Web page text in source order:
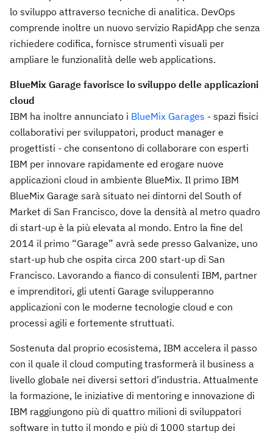
lo sviluppo attraverso tecniche di analitica. DevOps
comprende inoltre un nuovo servizio RapidApp che senza
richiedere codifica, fornisce strumenti visuali per
ampliare le funzionalità delle web applications.
BlueMix Garage favorisce lo sviluppo delle applicazioni
cloud
IBM ha inoltre annunciato i BlueMix Garages - spazi fisici
collaborativi per sviluppatori, product manager e
progettisti - che consentono di collaborare con esperti
IBM per innovare rapidamente ed erogare nuove
applicazioni cloud in ambiente BlueMix. Il primo IBM
BlueMix Garage sarà situato nei dintorni del South of
Market di San Francisco, dove la densità al metro quadro
di start-up è la più elevata al mondo. Entro la fine del
2014 il primo “Garage” avrà sede presso Galvanize, uno
start-up hub che ospita circa 200 start-up di San
Francisco. Lavorando a fianco di consulenti IBM, partner
e imprenditori, gli utenti Garage svilupperanno
applicazioni con le moderne tecnologie cloud e con
processi agili e fortemente struttuati.
Sostenuta dal proprio ecosistema, IBM accelera il passo
con il quale il cloud computing trasformerà il business a
livello globale nei diversi settori d’industria. Attualmente
la formazione, le iniziative di mentoring e innovazione di
IBM raggiungono più di quattro milioni di sviluppatori
software in tutto il mondo e più di 1000 startup dei